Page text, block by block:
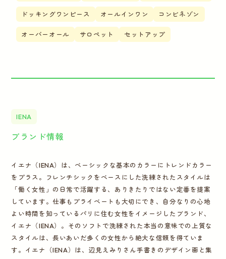
ドッキングワンピース オールインワン コンビネゾン
オーバーオール サロペット セットアップ
IENA
ブランド情報
イエナ（IENA）は、ベーシックな基本のカラーにトレンドカラー
をプラス。フレンチシックをベースにした洗練されたスタイルは
「働く女性」の日常で活躍する、ありきたりではない定番を提案
しています。仕事もプライベートも大切にでき、自分なりの心地
よい時間を知っているパリに住む女性をイメージしたブランド、
イエナ（IENA）。そのソフトで洗練された本当の意味での上質な
スタイルは、長いあいだ多くの女性から絶大な信頼を得ていま
す。イエナ（IENA）は、辺見えみりさん手書きのデザイン画と集